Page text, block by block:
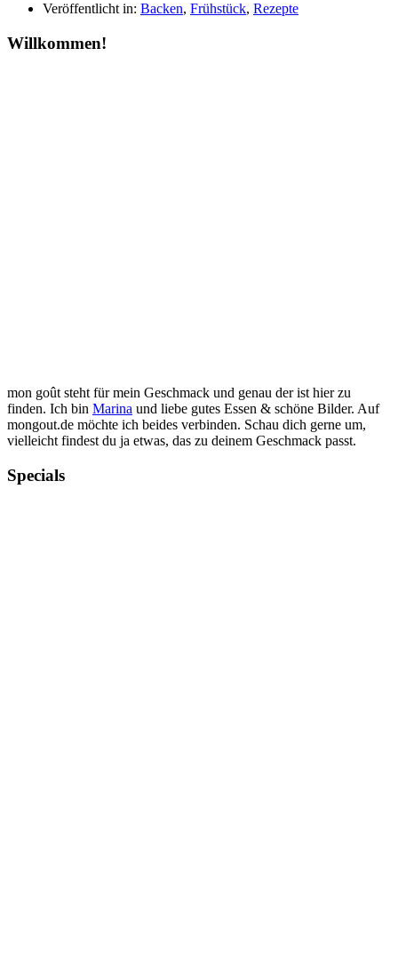
Veröffentlicht in: Backen, Frühstück, Rezepte
Willkommen!
mon goût steht für mein Geschmack und genau der ist hier zu
finden. Ich bin Marina und liebe gutes Essen & schöne Bilder. Auf
mongout.de möchte ich beides verbinden. Schau dich gerne um,
vielleicht findest du ja etwas, das zu deinem Geschmack passt.
Specials